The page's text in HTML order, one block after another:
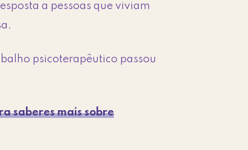
a pessoas que viviam
psicoterapêutico passou
saberes mais sobre